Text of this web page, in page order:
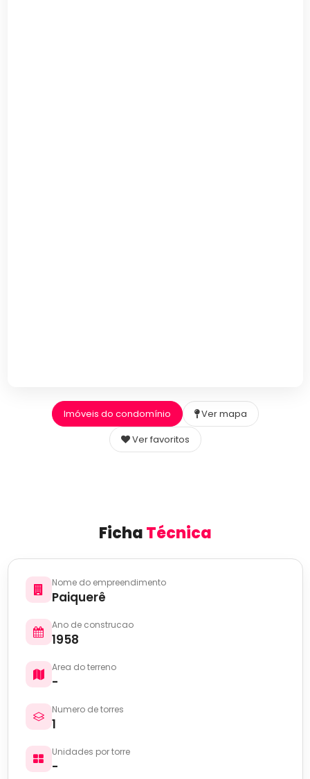
Imóveis do condomínio
Ver mapa
Ver favoritos
FichaTécnica
Nome do empreendimento
Paiquerê
Ano de construcao
1958
Area do terreno
-
Numero de torres
1
Unidades por torre
-